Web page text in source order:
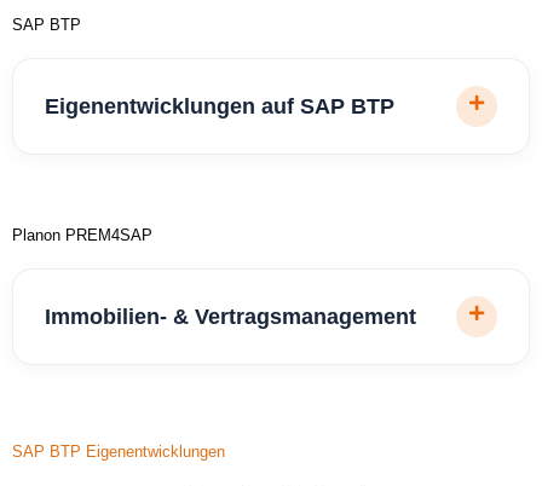
SAP BTP
Eigenentwicklungen auf SAP BTP
Planon PREM4SAP
Immobilien- & Vertragsmanagement
SAP BTP Eigenentwicklungen